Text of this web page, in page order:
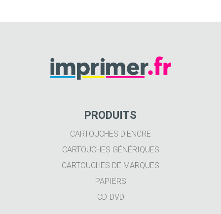
PRODUITS
CARTOUCHES D'ENCRE
CARTOUCHES GÉNÉRIQUES
CARTOUCHES DE MARQUES
PAPIERS
CD-DVD